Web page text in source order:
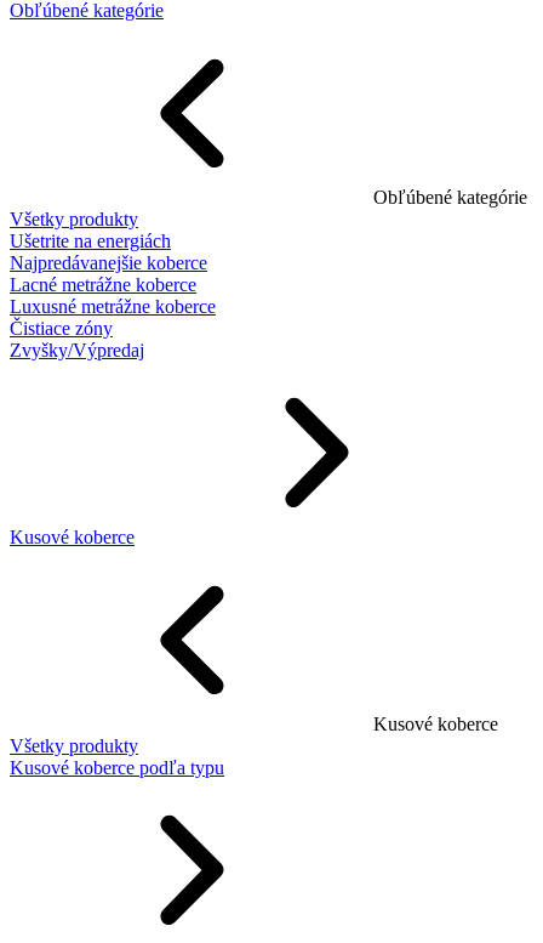
Obľúbené kategórie
Obľúbené kategórie
Všetky produkty
Ušetrite na energiách
Najpredávanejšie koberce
Lacné metrážne koberce
Luxusné metrážne koberce
Čistiace zóny
Zvyšky/Výpredaj
Kusové koberce
Kusové koberce
Všetky produkty
Kusové koberce podľa typu